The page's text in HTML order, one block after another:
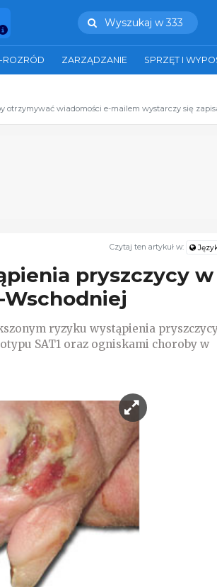
Wyszukaj w 333
ROZRÓD ZARZĄDZANIE SPRZĘT I
otrzymywać wiadomości e-mailem wystarczy się
Czytaj ten artykuł w:
pryszczycy w
Wschodniej
ryzyku wystąpienia
SAT1 oraz ogniskami choroby w